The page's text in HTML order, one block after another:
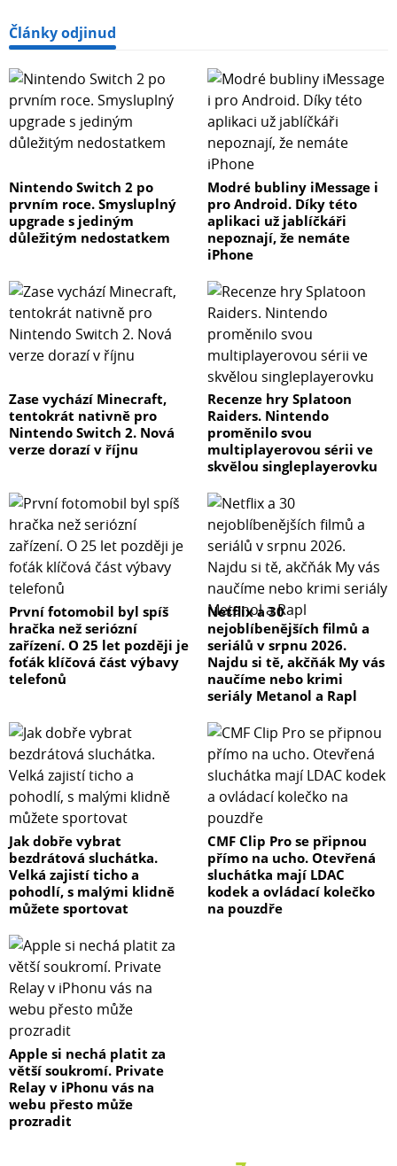
Články odjinud
Nintendo Switch 2 po
prvním roce. Smysluplný
upgrade s jediným
důležitým nedostatkem
Modré bubliny iMessage i
pro Android. Díky této
aplikaci už jablíčkáři
nepoznají, že nemáte
iPhone
Zase vychází Minecraft,
tentokrát nativně pro
Nintendo Switch 2. Nová
verze dorazí v říjnu
Recenze hry Splatoon
Raiders. Nintendo
proměnilo svou
multiplayerovou sérii ve
skvělou singleplayerovku
První fotomobil byl spíš
hračka než seriózní
zařízení. O 25 let později je
foťák klíčová část výbavy
telefonů
Netflix a 30
nejoblíbenějších filmů a
seriálů v srpnu 2026.
Najdu si tě, akčňák My vás
naučíme nebo krimi
seriály Metanol a Rapl
Jak dobře vybrat
bezdrátová sluchátka.
Velká zajistí ticho a
pohodlí, s malými klidně
můžete sportovat
CMF Clip Pro se připnou
přímo na ucho. Otevřená
sluchátka mají LDAC
kodek a ovládací kolečko
na pouzdře
Apple si nechá platit za
větší soukromí. Private
Relay v iPhonu vás na
webu přesto může
prozradit